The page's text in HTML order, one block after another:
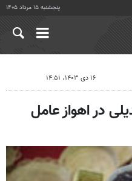
پنجشنبه ۱۵ مرداد ۱۴۰۵
۱۶ دی ۱۴۰۳، ۱۴:۵۱
در اهواز عامل